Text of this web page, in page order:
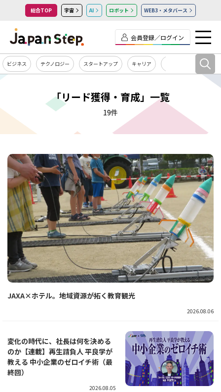
総合TOP 宇宙 AI ロボット WEB3・メタバース
会員登録／ログイン
ビジネス テクノロジー スタートアップ キャリア
「リード獲得・育成」一覧
19件
JAXA×ホテル。地域資源が拓く教育観光
2026.08.06
変化の時代に、社長は何を決める
のか【連載】再生請負人 平良学が
教える 中小企業のゼロイチ術（最
終回）
2026.08.05